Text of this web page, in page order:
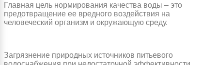
Главная цель нормирования качества воды – это
предотвращение ее вредного воздействия на
человеческий организм и окружающую среду.
Загрязнение природных источников питьевого